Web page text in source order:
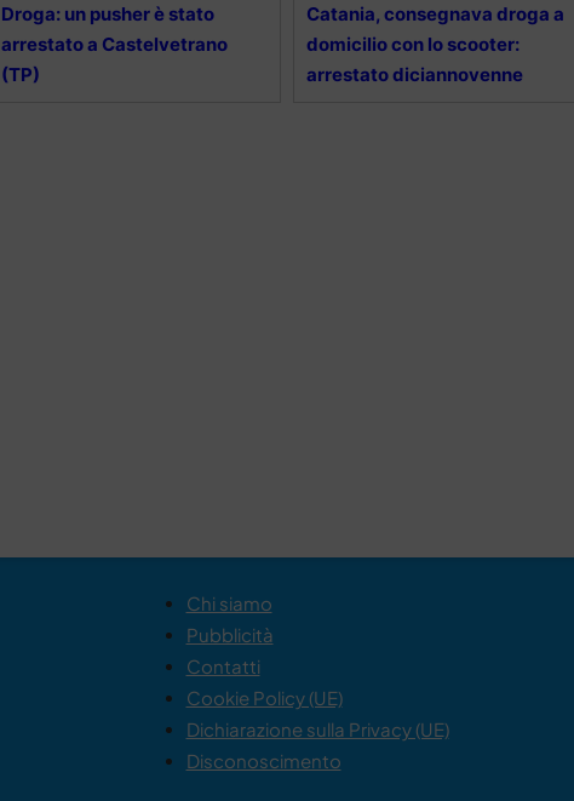
Droga: un pusher è stato
arrestato a Castelvetrano
(TP)
Catania, consegnava droga a
domicilio con lo scooter:
arrestato diciannovenne
Chi siamo
Pubblicità
Contatti
Cookie Policy (UE)
Dichiarazione sulla Privacy (UE)
Disconoscimento